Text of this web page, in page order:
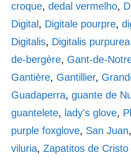
croque,dedal vermelho,
Digital , Digitale pourpre,
Digitalis, Digitalis purpurea
de-bergère, Gant-de-
Gantière, Gantillier,
Guadaperra,guante de
guantelete, lady's glove,
purple foxglove, San Juan
viluria,Zapatitos de Cristo